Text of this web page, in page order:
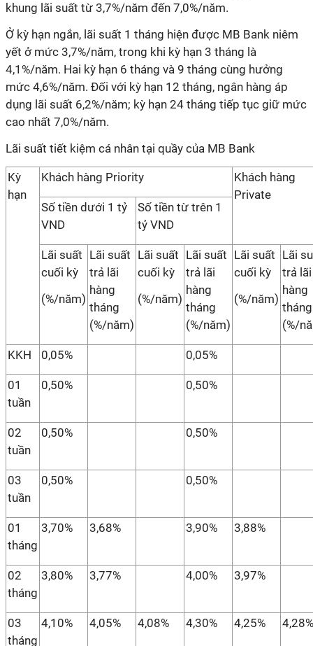
khung lãi suất từ 3,7%/năm đến 7,0%/năm.
Ở kỳ hạn ngắn, lãi suất 1 tháng hiện được MB Bank niêm
yết ở mức 3,7%/năm, trong khi kỳ hạn 3 tháng là
4,1%/năm. Hai kỳ hạn 6 tháng và 9 tháng cùng hưởng
mức 4,6%/năm. Đối với kỳ hạn 12 tháng, ngân hàng áp
dụng lãi suất 6,2%/năm; kỳ hạn 24 tháng tiếp tục giữ mức
cao nhất 7,0%/năm.
Lãi suất tiết kiệm cá nhân tại quầy của MB Bank
Kỳ
hạn
Khách hàng Priority
Khách hàng
Private
Số tiền dưới 1 tỷ
VND
Số tiền từ trên 1
tỷ VND
Lãi suất
cuối kỳ
(%/năm)
Lãi suất
trả lãi
hàng
tháng
(%/năm)
Lãi suất
cuối kỳ
(%/năm)
Lãi suất
trả lãi
hàng
tháng
(%/năm)
Lãi suất
cuối kỳ
(%/năm)
Lãi
trả lãi
hàng
tháng
(%/
KKH 0,05% 0,05%
01
tuần
0,50% 0,50%
02
tuần
0,50% 0,50%
03
tuần
0,50% 0,50%
01
tháng
3,70% 3,68% 3,90% 3,88%
02
tháng
3,80% 3,77% 4,00% 3,97%
03
tháng
4,10% 4,05% 4,08% 4,30% 4,25% 4,28%